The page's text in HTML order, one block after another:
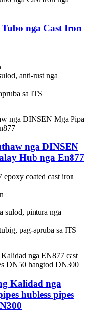
nga Cast Iron
anti-rust nga
sa ITS
nga DINSEN
Hub nga En877
coated cast iron
sulod, pintura nga
pag-apruba sa ITS
Kalidad nga
hubless pipes